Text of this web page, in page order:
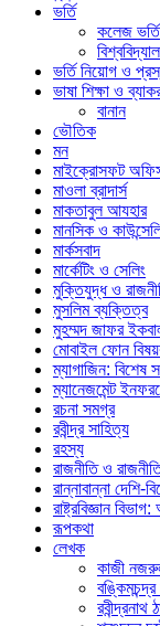
ভর্তি
কলেজ ভর্তি
ভর্তি নিয়োগ ও
ভাষা শিক্ষা ও
বানান
ভৌতিক
মন
মাইক্রোসফট
মাওলা ব্রাদার্স
মাকতাবুল আযহার
মানসিক ও
মার্কসবাদ
মার্কেটিং ও সেলিং
মুক্তিযুদ্ধ ও
মুসলিম ব্যক্তিত্ব
মুহম্মদ জাফর
মোবাইল ফোন
ম্যাগাজিন: বিশেষ
ম্যানেজমেন্ট
রচনা সমগ্র
রবীন্দ্র সাহিত্য
রহস্য
রাজনীতি ও
রান্নাবান্না দেশি-
রাষ্ট্রবিজ্ঞান
রূপকথা
লেখক
কাজী
বঙ্কিমচন্দ্র
রবীন্দ্রনাথ